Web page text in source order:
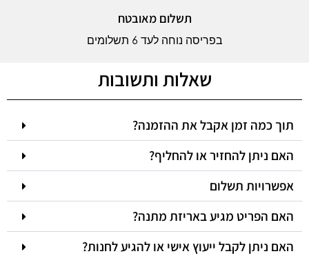
תשלום מאובטח
בפריסה נוחה לעד 6 תשלומים
שאלות ותשובות
תוך כמה זמן אקבל את ההזמנה?
האם ניתן להחזיר או להחליף?
אפשרויות תשלום
האם הפריט מגיע באריזת מתנה?
האם ניתן לקבל ייעוץ אישי או להגיע לחנות?